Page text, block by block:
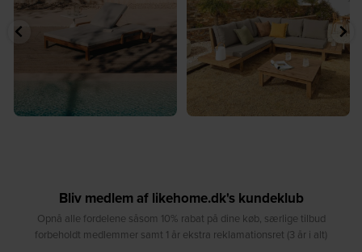
8 0 8 0
Bliv medlem af likehome.dk's kundeklub
Opnå alle fordelene såsom 10% rabat på dine køb, særlige tilbud
forbeholdt medlemmer samt 1 år ekstra reklamationsret (3 år i alt)